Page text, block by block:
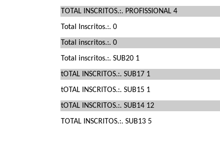
TOTAL INSCRITOS.:. PROFISSIONAL 4
Total Inscritos.:. 0
Total inscritos.:. 0
Total inscritos.:. SUB20 1
tOTAL INSCRITOS.:. SUB17 1
tOTAL INSCRITOS.:. SUB15 1
tOTAL INSCRITOS.:. SUB14 12
TOTAL INSCRITOS.:. SUB13 5